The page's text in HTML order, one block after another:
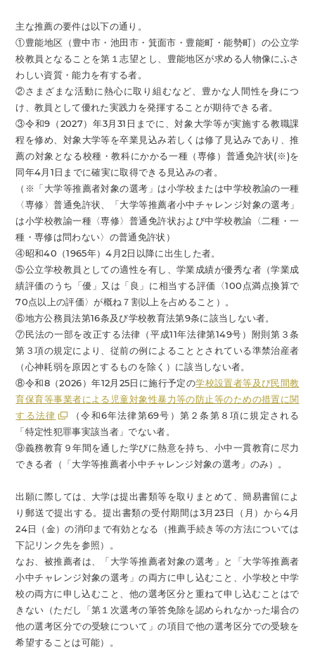
主な推薦の要件は以下の通り。
①豊能地区（豊中市・池田市・箕面市・豊能町・能勢町）の公立学
校教員となることを第１志望とし、豊能地区が求める人物像にふさ
わしい資質・能力を有する者。
②さまざまな活動に熱心に取り組むなど、豊かな人間性を身につ
け、教員として優れた実践力を発揮することが期待できる者。
③令和9（2027）年3月31日までに、対象大学等が実施する教職課
程を修め、対象大学等を卒業見込み若しくは修了見込みであり、推
薦の対象となる校種・教科にかかる一種（専修）普通免許状(※)を
同年4月1日までに確実に取得できる見込みの者。
（※「大学等推薦者対象の選考」は小学校または中学校教諭の一種
〈専修〉普通免許状、「大学等推薦者小中チャレンジ対象の選考」
は小学校教諭一種〈専修〉普通免許状および中学校教諭〈二種・一
種・専修は問わない〉の普通免許状）
④昭和40（1965年）4月2日以降に出生した者。
⑤公立学校教員としての適性を有し、学業成績が優秀な者（学業成
績評価のうち「優」又は「良」に相当する評価〈100点満点換算で
70点以上の評価〉が概ね７割以上を占めること）。
⑥地方公務員法第16条及び学校教育法第9条に該当しない者。
⑦民法の一部を改正する法律（平成11年法律第149号）附則第３条
第３項の規定により、従前の例によることとされている準禁治産者
（心神耗弱を原因とするものを除く）に該当しない者。
⑧令和8（2026）年12月25日に施行予定の学校設置者等及び民間教
育保育等事業者による児童対象性暴力等の防止等のための措置に関
する法律
（令和6年法律第69号）第２条第８項に規定される
「特定性犯罪事実該当者」でない者。
⑨義務教育９年間を通した学びに熱意を持ち、小中一貫教育に尽力
できる者（「大学等推薦者小中チャレンジ対象の選考」のみ）。
出願に際しては、大学は提出書類等を取りまとめて、簡易書留によ
り郵送で提出する。提出書類の受付期間は3月23日（月）から4月
24日（金）の消印まで有効となる（推薦手続き等の方法については
下記リンク先を参照）。
なお、被推薦者は、「大学等推薦者対象の選考」と「大学等推薦者
小中チャレンジ対象の選考」の両方に申し込むこと、小学校と中学
校の両方に申し込むこと、他の選考区分と重ねて申し込むことはで
きない（ただし「第１次選考の筆答免除を認められなかった場合の
他の選考区分での受験について」の項目で他の選考区分での受験を
希望することは可能）。